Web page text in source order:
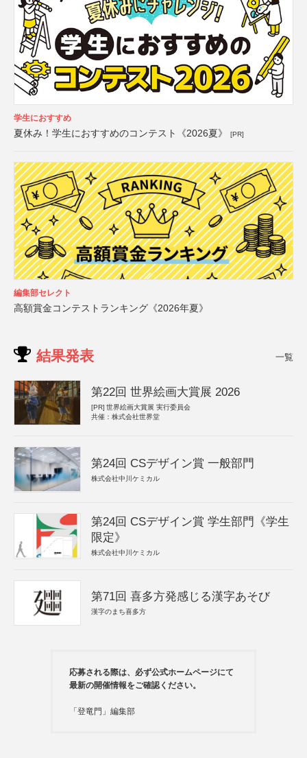
学生におすすめ
夏休み！学生におすすめのコンテスト《2026夏》 [PR]
編集部セレクト
高額賞金コンテストランキング《2026年夏》
結果発表 一覧
第22回 世界絵画大賞展 2026
[PR] 世界絵画大賞展 実行委員会
共催：株式会社世界堂
第24回 CSデザイン賞 一般部門
株式会社中川ケミカル
第24回 CSデザイン賞 学生部門《学生
限定》
株式会社中川ケミカル
第71回 喜多方発感じる漢字あそび
漢字のまち喜多方
応募される際は、必ず公式ホームページにて
最新の開催情報をご確認ください。
「登竜門」編集部